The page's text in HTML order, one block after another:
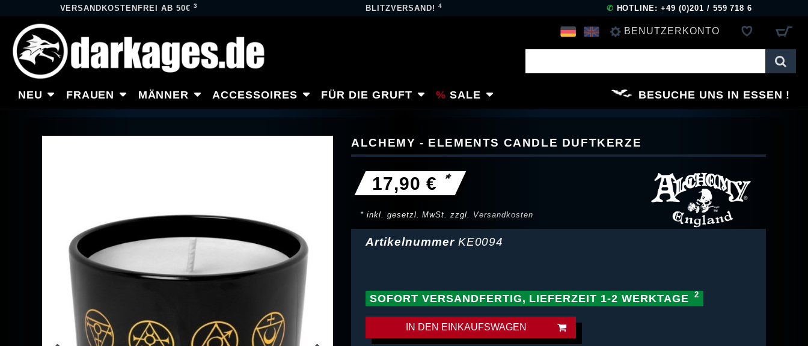
VERSANDKOSTENFREI AB 50€ 3 BLITZVERSAND!4 ✆ HOTLINE: +49 (0)201 / 559 718 6
BENUTZERKONTO
REGISTRIEREN
NEU FRAUEN MÄNNER ACCESSOIRES FÜR DIE GRUFT SALE BESUCHE UNS IN ESSEN
ALCHEMY - ELEMENTS CANDLE DUFTKERZE
17,90 € *
* inkl. gesetzl. MwSt. zzgl. Versandkosten
Artikelnummer KE0094
SOFORT VERSANDFERTIG, LIEFERZEIT 1-2 WERKTAGE
IN DEN EINKAUFSWAGEN